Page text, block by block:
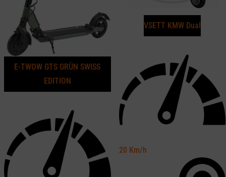
E-TWOW GTS GRÜN SWISS
EDITION
VSETT KMW Dual
20 Km/h